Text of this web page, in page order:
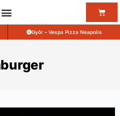
Győr – Vespa Pizza Neapolis